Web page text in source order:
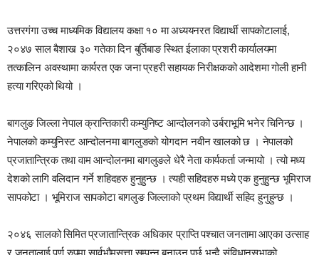
उत्तरगंगा उच्च माध्यमिक विद्यालय कक्षा १० मा अध्ययनरत विद्यार्थी सापकोटालाई,
२०४७ साल बैशाख ३० गतेका दिन बुर्तिबाङ स्थित ईलाका प्रशरी कार्यालयमा
तत्कालिन अवस्थामा कार्यरत एक जना प्रहरी सहायक निरीक्षकको आदेशमा गोली हानी
हत्या गरिएको थियो ।
बागलुङ जिल्ला नेपाल क्रान्तिकारी कम्युनिष्ट आन्दोलनको उर्बराभूमि भनेर चिनिन्छ ।
नेपालको कम्युनिस्ट आन्दोलनमा बागलुङको योगदान नवीन खालको छ । नेपालको
प्रजातान्त्रिक तथा वाम आन्दोलनमा बागलुङले धेरै नेता कार्यकर्ता जन्मायो । त्यो मध्य
देशको लागि वलिदान गर्ने शहिदहरु हुनुहुन्छ । त्यही सहिदहरु मध्ये एक हुनुहुन्छ भूमिराज
सापकोटा । भूमिराज सापकोटा बागलुङ जिल्लाको प्रथम विद्यार्थी सहिद हुनुहुन्छ ।
२०४६ सालको सिमित प्रजातान्त्रिक अधिकार प्राप्ति पश्चात जनतामा आएका उत्साह
र जनतालाई पूर्ण रुपमा सार्वभौमसत्ता सम्पन्न बनाउनु पर्छ भन्दै संविधानसभाको